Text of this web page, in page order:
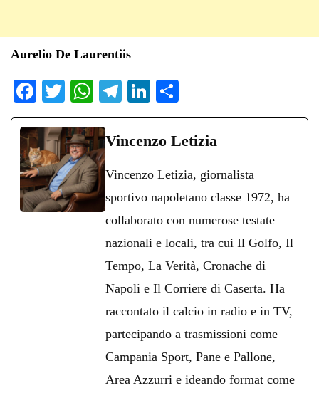
Aurelio De Laurentiis
Fa
ce
bo
ok
T
wi
tte
r
W
ha
ts
A
pp
Te
le
gr
m
Li
nk
ed
on
di
di
Vincenzo Letizia
Vincenzo Letizia, giornalista
sportivo napoletano classe 1972, ha
collaborato con numerose testate
nazionali e locali, tra cui Il Golfo, Il
Tempo, La Verità, Cronache di
Napoli e Il Corriere di Caserta. Ha
raccontato il calcio in radio e in TV,
partecipando a trasmissioni come
Campania Sport, Pane e Pallone,
Area Azzurri e ideando format come